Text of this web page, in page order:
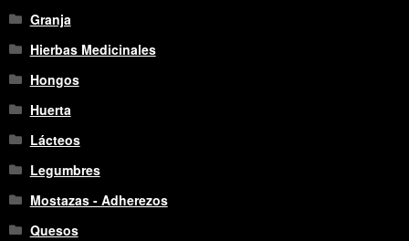
Granja
Hierbas Medicinales
Hongos
Huerta
Lácteos
Legumbres
Mostazas - Adherezos
Quesos